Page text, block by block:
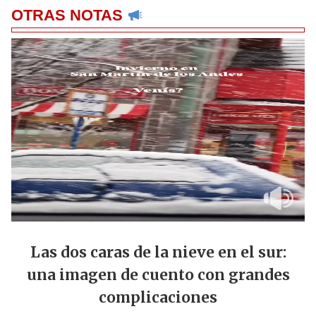
OTRAS NOTAS
Las dos caras de la nieve en el sur:
una imagen de cuento con grandes
complicaciones